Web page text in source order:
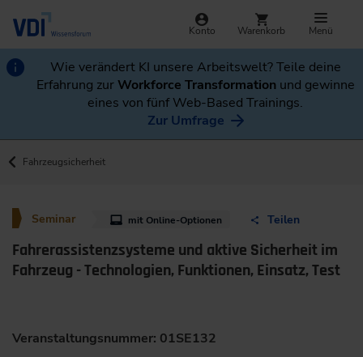
Konto Warenkorb Menü
Wie verändert KI unsere Arbeitswelt? Teile deine
Erfahrung zurWorkforce Transformation und gewinne
eines von fünf Web-Based Trainings.
Zur Umfrage
Fahrzeugsicherheit
Seminar mit Online-Optionen Teilen
Fahrerassistenzsysteme und aktive Sicherheit im
Fahrzeug - Technologien, Funktionen, Einsatz, Test
Veranstaltungsnummer: 01SE132